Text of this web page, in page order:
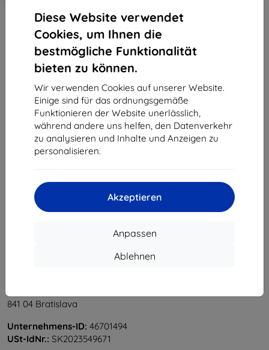
Diese Website verwendet
Cookies, um Ihnen die
bestmögliche Funktionalität
bieten zu können.
Wir verwenden Cookies auf unserer Website.
Einige sind für das ordnungsgemäße
Funktionieren der Website unerlässlich,
während andere uns helfen, den Datenverkehr
zu analysieren und Inhalte und Anzeigen zu
personalisieren.
Akzeptieren
Anpassen
Ablehnen
3mk Watch Protection Hybrid-
Hartglas für Polar Grit X2
10,90 €
9,81 €
Auf Lager > 5 Stk.
vom ganzen5.
«
841 04 Bratislava
Unternehmens-ID: 46701494
USt-IdNr.: SK2023549671